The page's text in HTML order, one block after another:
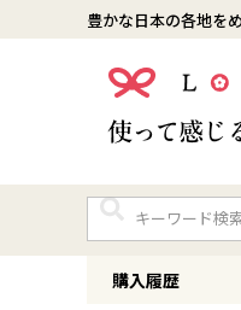
豊かな日本の各地を
購入履歴